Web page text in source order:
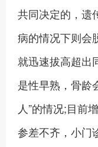
共同决定的，遗
病的情况下则会
就迅速拔高超出
是性早熟，骨龄
人”的情况;目前
参差不齐，小门